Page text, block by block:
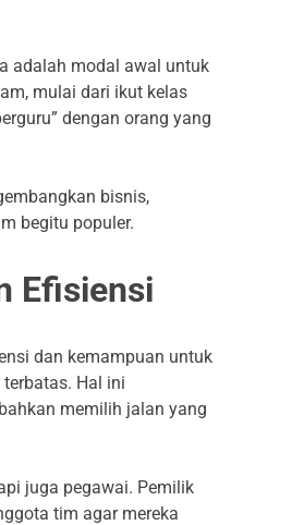
adalah modal awal untuk
mulai dari ikut kelas
dengan orang yang
bisnis,
begitu populer.
Efisiensi
dan kemampuan untuk
Hal ini
memilih jalan yang
juga pegawai. Pemilik
tim agar mereka